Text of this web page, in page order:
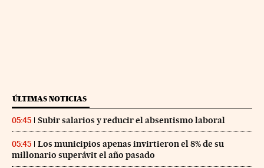
ÚLTIMAS NOTICIAS
05:45 Subir salarios y reducir el absentismo laboral
05:45
Los municipios apenas invirtieron el 8% de su
millonario superávit el año pasado